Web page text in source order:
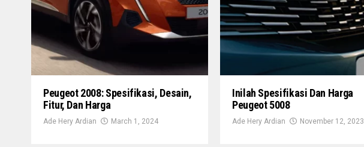
Peugeot 2008: Spesifikasi, Desain,
Fitur, Dan Harga
Ade Hery Ardian March 1, 2024
Inilah Spesifikasi Dan Harga
Peugeot 5008
Ade Hery Ardian November 12, 2023